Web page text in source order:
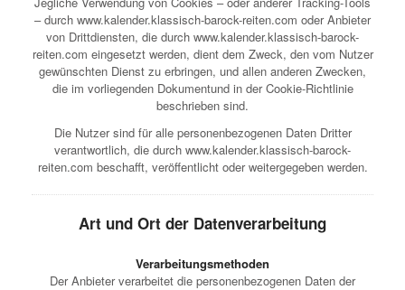
– durch www.kalender.klassisch-barock-reiten.com oder Anbieter
von Drittdiensten, die durch www.kalender.klassisch-barock-
reiten.com eingesetzt werden, dient dem Zweck, den vom Nutzer
gewünschten Dienst zu erbringen, und allen anderen Zwecken,
die im vorliegenden Dokumentund in der Cookie-Richtlinie
beschrieben sind.
Die Nutzer sind für alle personenbezogenen Daten Dritter
verantwortlich, die durch www.kalender.klassisch-barock-
reiten.com beschafft, veröffentlicht oder weitergegeben werden.
Art und Ort der Datenverarbeitung
Verarbeitungsmethoden
Der Anbieter verarbeitet die personenbezogenen Daten der